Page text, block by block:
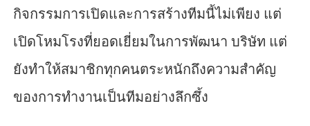
กิจกรรมการเปิดและการสร้างทีมนี้ไม่เพียง แต่
เปิดโหมโรงที่ยอดเยี่ยมในการพัฒนา บริษัท แต่
ยังทำให้สมาชิกทุกคนตระหนักถึงความสำคัญ
ของการทำงานเป็นทีมอย่างลึกซึ้ง